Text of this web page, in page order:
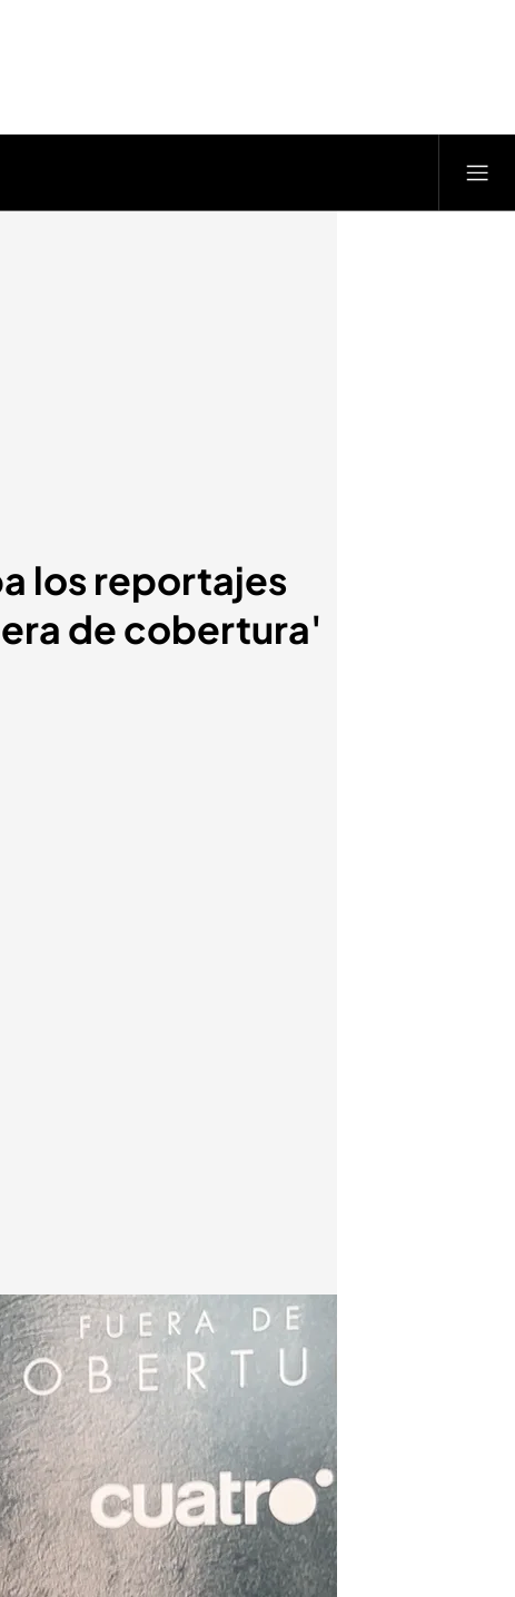
los reportajes
de cobertura'
.Cuatro